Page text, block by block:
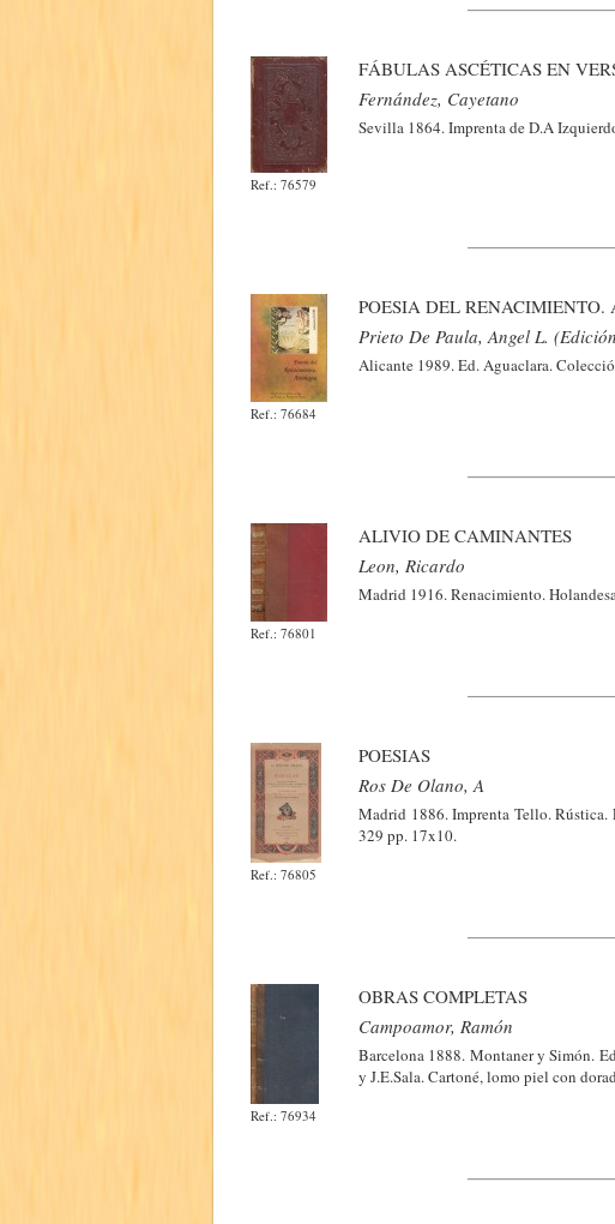
Ref.: 76579
FÁBULAS ASCÉTICAS EN
Fernández, Cayetano
Sevilla 1864. Imprenta de D.A
Ref.: 76684
POESIA DEL
Prieto De Paula, Angel L.
Alicante 1989. Ed. Aguaclara.
Ref.: 76801
ALIVIO DE CAMINANTES
Leon, Ricardo
Madrid 1916. Renacimiento.
Ref.: 76805
POESIAS
Ros De Olano, A
Madrid 1886. Imprenta Tello. Rústica.
329 pp. 17x10.
Ref.: 76934
OBRAS COMPLETAS
Campoamor, Ramón
Barcelona 1888. Montaner y Simón.
y J.E.Sala. Cartoné, lomo piel con